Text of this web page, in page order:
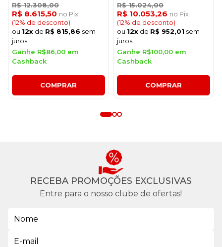
R$ 12.308,00
R$ 8.615,50 no Pix
(12% de desconto)
ou 12x de R$ 815,86 sem
juros
Ganhe R$86,00 em
Cashback
COMPRAR
R$ 15.024,00
R$ 10.053,26 no Pix
(12% de desconto)
ou 12x de R$ 952,01 sem
juros
Ganhe R$100,00 em
Cashback
COMPRAR
RECEBA PROMOÇÕES EXCLUSIVAS
Entre para o nosso clube de ofertas!